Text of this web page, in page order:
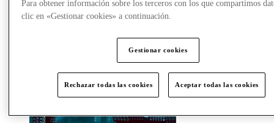
Para obtener información sobre los terceros con los que compartimos
clic en «Gestionar cookies» a continuación.
Gestionar cookies
Rechazar todas las cookies Aceptar todas las cookies